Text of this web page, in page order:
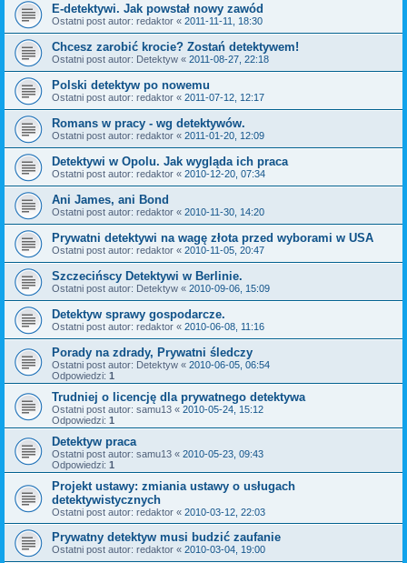
E-detektywi. Jak powstał nowy zawód
Ostatni post autor: redaktor « 2011-11-11, 18:30
Chcesz zarobić krocie? Zostań detektywem!
Ostatni post autor: Detektyw « 2011-08-27, 22:18
Polski detektyw po nowemu
Ostatni post autor: redaktor « 2011-07-12, 12:17
Romans w pracy - wg detektywów.
Ostatni post autor: redaktor « 2011-01-20, 12:09
Detektywi w Opolu. Jak wygląda ich praca
Ostatni post autor: redaktor « 2010-12-20, 07:34
Ani James, ani Bond
Ostatni post autor: redaktor « 2010-11-30, 14:20
Prywatni detektywi na wagę złota przed wyborami w USA
Ostatni post autor: redaktor « 2010-11-05, 20:47
Szczecińscy Detektywi w Berlinie.
Ostatni post autor: Detektyw « 2010-09-06, 15:09
Detektyw sprawy gospodarcze.
Ostatni post autor: redaktor « 2010-06-08, 11:16
Porady na zdrady, Prywatni śledczy
Ostatni post autor: Detektyw « 2010-06-05, 06:54
Odpowiedzi: 1
Trudniej o licencję dla prywatnego detektywa
Ostatni post autor: samu13 « 2010-05-24, 15:12
Odpowiedzi: 1
Detektyw praca
Ostatni post autor: samu13 « 2010-05-23, 09:43
Odpowiedzi: 1
Projekt ustawy: zmiania ustawy o usługach
detektywistycznych
Ostatni post autor: redaktor « 2010-03-12, 22:03
Prywatny detektyw musi budzić zaufanie
Ostatni post autor: redaktor « 2010-03-04, 19:00